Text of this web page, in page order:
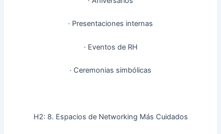
· Presentaciones internas
· Eventos de RH
· Ceremonias simbólicas
H2: 8. Espacios de Networking Más Cuidados